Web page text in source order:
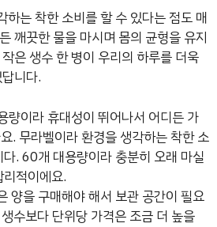
하는 착한 소비를 할 수 있다는 점도 매
깨끗한 물을 마시며 몸의 균형을 유지
은 생수 한 병이 우리의 하루를 더욱
니다.
이라 휴대성이 뛰어나서 어디든 가
. 무라벨이라 환경을 생각하는 착한 소
. 60개 대용량이라 충분히 오래 마실
적이에요.
양을 구매해야 해서 보관 공간이 필요
수보다 단위당 가격은 조금 더 높을